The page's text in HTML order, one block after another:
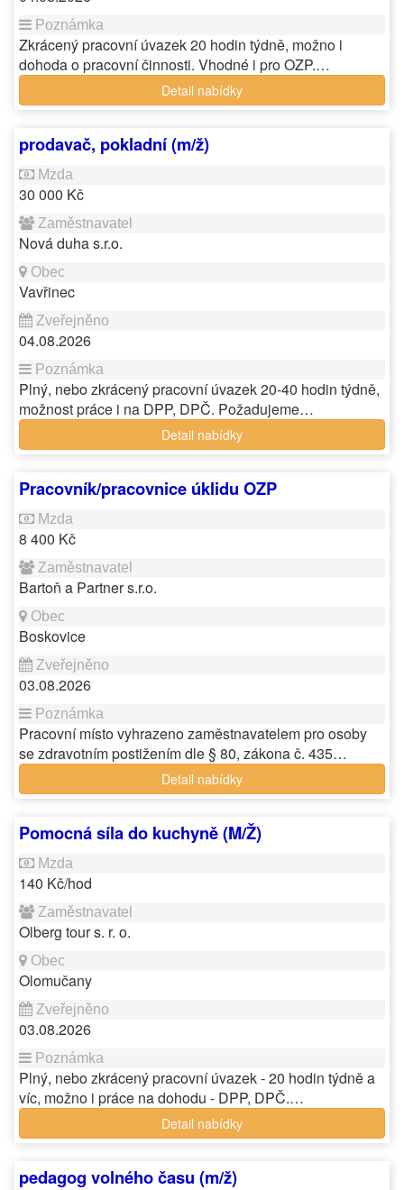
Zkrácený pracovní úvazek 20 hodin týdně, možno i
dohoda o pracovní činnosti. Vhodné i pro OZP.…
Detail nabídky
prodavač, pokladní (m/ž)
30 000 Kč
Nová duha s.r.o.
Vavřinec
04.08.2026
Plný, nebo zkrácený pracovní úvazek 20-40 hodin týdně,
možnost práce i na DPP, DPČ. Požadujeme…
Detail nabídky
Pracovník/pracovnice úklidu OZP
8 400 Kč
Bartoň a Partner s.r.o.
Boskovice
03.08.2026
Pracovní místo vyhrazeno zaměstnavatelem pro osoby
se zdravotním postižením dle § 80, zákona č. 435…
Detail nabídky
Pomocná síla do kuchyně (M/Ž)
140 Kč/hod
Olberg tour s. r. o.
Olomučany
03.08.2026
Plný, nebo zkrácený pracovní úvazek - 20 hodin týdně a
víc, možno i práce na dohodu - DPP, DPČ.…
Detail nabídky
pedagog volného času (m/ž)